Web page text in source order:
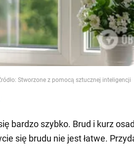
Stworzone z pomocą sztucznej inteligencji
bardzo szybko. Brud i kurz
się brudu nie jest łatwe.